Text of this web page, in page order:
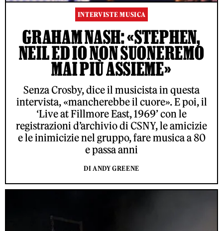
INTERVISTE MUSICA
GRAHAM NASH: «STEPHEN,
NEIL ED IO NON SUONEREMO
MAI PIÙ ASSIEME»
Senza Crosby, dice il musicista in questa
intervista, «mancherebbe il cuore». E poi, il
‘Live at Fillmore East, 1969’ con le
registrazioni d’archivio di CSNY, le amicizie
e le inimicizie nel gruppo, fare musica a 80
e passa anni
DI ANDY GREENE